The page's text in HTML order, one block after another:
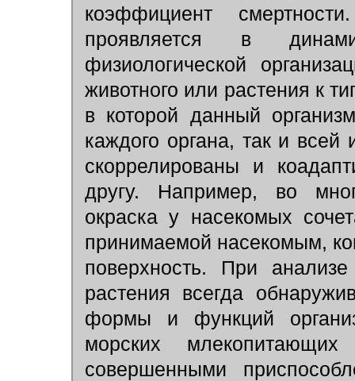
коэффициент
проявляется в
физиологической
животного или растения к
в которой данный
каждого органа, так и всей
скоррелированы и
другу. Например, во
окраска у насекомых
принимаемой насекомым,
поверхность. При
растения всегда
формы и функций
морских
совершенными